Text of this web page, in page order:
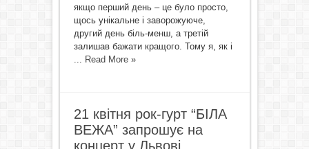
якщо перший день – це було просто,
щось унікальне і заворожуюче,
другий день біль-менш, а третій
залишав бажати кращого. Тому я, як і
... Read More »
21 квітня рок-гурт “БІЛА
ВЕЖА” запрошує на
концерт у Львові